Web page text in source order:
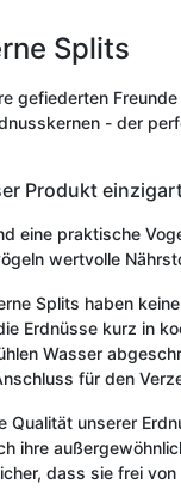
Splits
gefiederten
- der
Produkt
eine praktische
wertvolle
Splits haben
Erdnüsse kurz in
Wasser
für den
Qualität unserer
ihre
dass sie frei